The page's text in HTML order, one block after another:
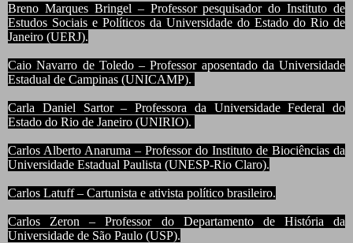
Breno Marques Bringel – Professor pesquisador do Instituto de
Estudos Sociais e Políticos da Universidade do Estado do Rio de
Janeiro (UERJ).
Caio Navarro de Toledo – Professor aposentado da Universidade
Estadual de Campinas (UNICAMP).
Carla Daniel Sartor – Professora da Universidade Federal do
Estado do Rio de Janeiro (UNIRIO).
Carlos Alberto Anaruma – Professor do Instituto de Biociências da
Universidade Estadual Paulista (UNESP-Rio Claro).
Carlos Latuff – Cartunista e ativista político brasileiro.
Carlos Zeron – Professor do Departamento de História da
Universidade de São Paulo (USP).